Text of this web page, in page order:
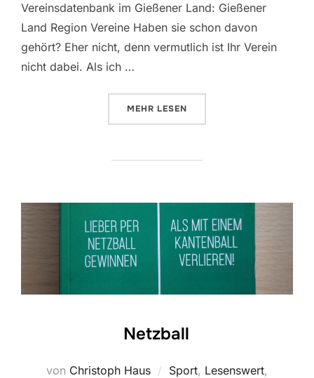
Vereinsdatenbank im Gießener Land: Gießener
Land Region Vereine Haben sie schon davon
gehört? Eher nicht, denn vermutlich ist Ihr Verein
nicht dabei. Als ich …
MEHR ÜBER „VEREINSDATENBANK IM
LESEN
Netzball
von Christoph Haus Sport, Lesenswert,